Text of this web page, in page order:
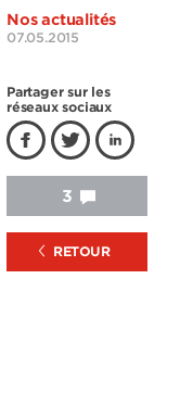
Nos actualités
07.05.2015
Partager sur les
réseaux sociaux
3
RETOUR